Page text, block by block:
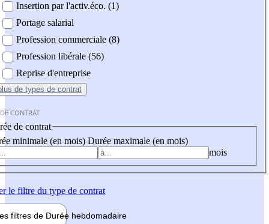
Insertion par l'activ.éco. (1)
Portage salarial
Profession commerciale (8)
Profession libérale (56)
Reprise d'entreprise
de types de contrat
CONTRAT
de contrat
minimale (en mois) Durée maximale (en mois)
mois
le filtre du type de contrat
filtres de Durée hebdomadaire